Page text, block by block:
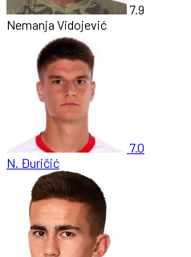
7.9
Nemanja Vidojević
7.0
N. Đuričić